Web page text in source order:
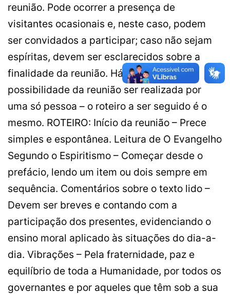
reunião. Pode ocorrer a presença de
visitantes ocasionais e, neste caso, podem
ser convidados a participar; caso não sejam
espíritas, devem ser esclarecidos sobre a
finalidade da reunião. Há inclusive a
possibilidade da reunião ser realizada por
uma só pessoa – o roteiro a ser seguido é o
mesmo. ROTEIRO: Início da reunião – Prece
simples e espontânea. Leitura de O Evangelho
Segundo o Espiritismo – Começar desde o
prefácio, lendo um item ou dois sempre em
sequência. Comentários sobre o texto lido –
Devem ser breves e contando com a
participação dos presentes, evidenciando o
ensino moral aplicado às situações do dia-a-
dia. Vibrações – Pela fraternidade, paz e
equilíbrio de toda a Humanidade, por todos os
governantes e por aqueles que têm sob a sua